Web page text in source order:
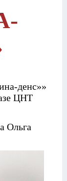
денс»»
ЦНТ
Ольга